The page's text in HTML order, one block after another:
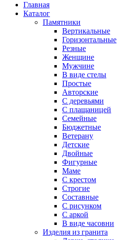
Главная
Каталог
Памятники
Вертикальные
Горизонтальные
Резные
Женщине
Мужчине
В виде стелы
Простые
Авторские
С деревьями
С плащаницей
Семейные
Бюджетные
Ветерану
Детские
Двойные
Фигурные
Маме
С крестом
Строгие
Составные
С рисунком
С аркой
В виде часовни
Изделия из гранита